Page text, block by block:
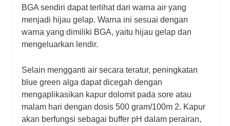
BGA sendiri dapat terlihat dari warna air yang
menjadi hijau gelap. Warna ini sesuai dengan
warna yang dimiliki BGA, yaitu hijau gelap dan
mengeluarkan lendir.
Selain mengganti air secara teratur, peningkatan
blue green alga dapat dicegah dengan
mengaplikasikan kapur dolomit pada sore atau
malam hari dengan dosis 500 gram/100m 2. Kapur
akan berfungsi sebagai buffer pH dalam perairan,